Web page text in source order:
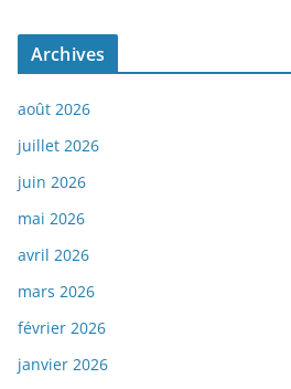
Archives
août 2026
juillet 2026
juin 2026
mai 2026
avril 2026
mars 2026
février 2026
janvier 2026